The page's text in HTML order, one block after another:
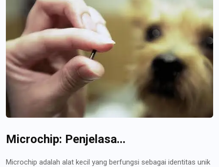
Microchip: Penjelasa...
Microchip adalah alat kecil yang berfungsi sebagai identitas unik